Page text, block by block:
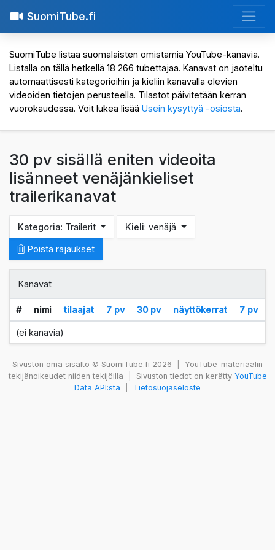
SuomiTube.fi
SuomiTube listaa suomalaisten omistamia YouTube-kanavia.
Listalla on tällä hetkellä 18 266 tubettajaa. Kanavat on jaoteltu
automaattisesti kategorioihin ja kieliin kanavalla olevien
videoiden tietojen perusteella. Tilastot päivitetään kerran
vuorokaudessa. Voit lukea lisää Usein kysyttyä -osiosta.
30 pv sisällä eniten videoita
lisänneet venäjänkieliset
trailerikanavat
Kategoria: Trailerit Kieli: venäjä
Poista rajaukset
Kanavat
# nimi tilaajat 7 pv 30 pv näyttökerrat 7 pv
(ei kanavia)
Sivuston oma sisältö © SuomiTube.fi 2026
YouTube-materiaalin
tekijänoikeudet niiden tekijöillä
Sivuston tiedot on kerätty YouTube
Data API:sta
Tietosuojaseloste